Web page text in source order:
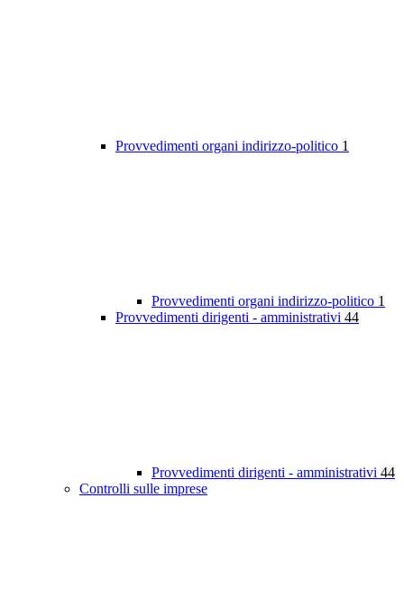
Provvedimenti organi indirizzo-politico 1
Provvedimenti organi indirizzo-politico 1
Provvedimenti dirigenti - amministrativi 44
Provvedimenti dirigenti - amministrativi 44
Controlli sulle imprese